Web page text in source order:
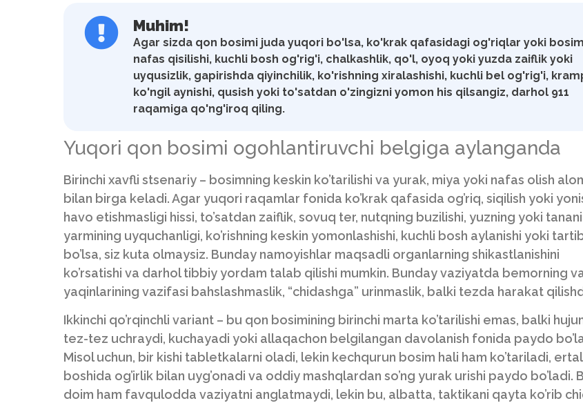
Muhim!
Agar sizda qon bosimi juda yuqori bo'lsa, ko'krak qafasidagi og'riqlar yoki
nafas qisilishi, kuchli bosh og'rig'i, chalkashlik, qo'l, oyoq yoki yuzda zaiflik yoki
uyqusizlik, gapirishda qiyinchilik, ko'rishning xiralashishi, kuchli bel og'rig'i,
ko'ngil aynishi, qusish yoki to'satdan o'zingizni yomon his qilsangiz, darhol 911
raqamiga qo'ng'iroq qiling.
Yuqori qon bosimi ogohlantiruvchi belgiga aylanganda
Birinchi xavfli stsenariy – bosimning keskin ko’tarilishi va yurak, miya yoki nafas olish
bilan birga keladi. Agar yuqori raqamlar fonida ko’krak qafasida og’riq, siqilish yoki
havo etishmasligi hissi, to’satdan zaiflik, sovuq ter, nutqning buzilishi, yuzning yoki
yarmining uyquchanligi, ko’rishning keskin yomonlashishi, kuchli bosh aylanishi yoki
bo’lsa, siz kuta olmaysiz. Bunday namoyishlar maqsadli organlarning shikastlanishini
ko’rsatishi va darhol tibbiy yordam talab qilishi mumkin. Bunday vaziyatda bemorning
yaqinlarining vazifasi bahslashmaslik, “chidashga” urinmaslik, balki tezda harakat
Ikkinchi qo’rqinchli variant – bu qon bosimining birinchi marta ko’tarilishi emas, balki
tez-tez uchraydi, kuchayadi yoki allaqachon belgilangan davolanish fonida paydo
Misol uchun, bir kishi tabletkalarni oladi, lekin kechqurun bosim hali ham ko’tariladi,
boshida og’irlik bilan uyg’onadi va oddiy mashqlardan so’ng yurak urishi paydo bo’ladi.
doim ham favqulodda vaziyatni anglatmaydi, lekin bu, albatta, taktikani qayta ko’rib